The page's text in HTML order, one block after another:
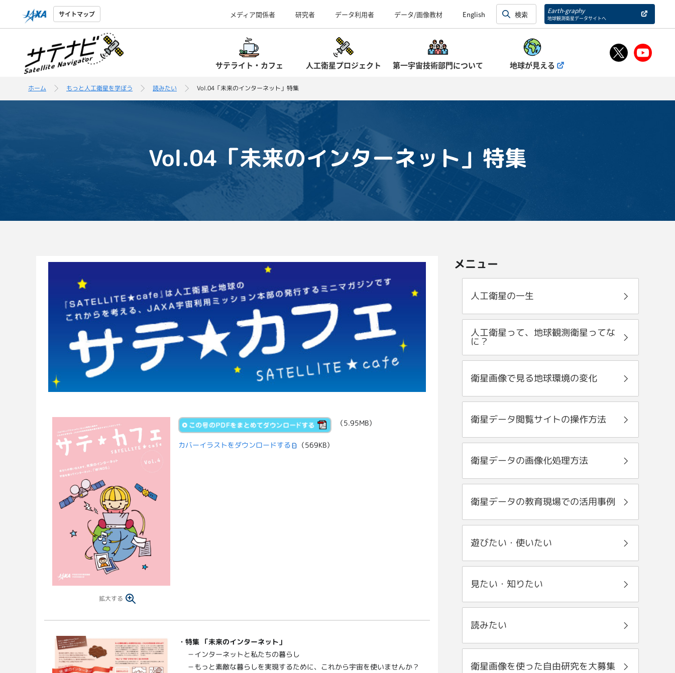
サイトマップ メディア関係者 研究者 データ利用者 データ/画像教材 English Earth-graphy
地球観測衛星データサイトへ
サテライト・カフェ 人工衛星プロジェクト 第一宇宙技術部門について 地球が見える
ホーム もっと人工衛星を学ぼう 読みたい Vol.04「未来のインターネット」特集
Vol.04「未来のインターネット」特集
拡大する
（5.95MB）
カバーイラストをダウンロードする （569KB）
・ 特集 「未来のインターネット」
－インターネットと私たちの暮らし
－もっと素敵な暮らしを実現するために、これから宇宙を使いませんか？
メニュー
人工衛星の一生
人工衛星って、地球観測衛星ってな
に？
衛星画像で見る地球環境の変化
衛星データ閲覧サイトの操作方法
衛星データの画像化処理方法
衛星データの教育現場での活用事例
遊びたい・使いたい
見たい・知りたい
読みたい
衛星画像を使った自由研究を大募集